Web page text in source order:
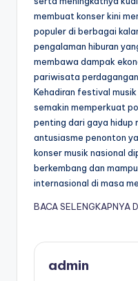
membuat konser kini
populer di berbagai
pengalaman hiburan
membawa dampak
pariwisata
Kehadiran festival
semakin memperkuat
penting dari gaya hidup
antusiasme penonton
konser musik nasional
berkembang dan
internasional di masa
BACA SELENGKAPNYA
admin